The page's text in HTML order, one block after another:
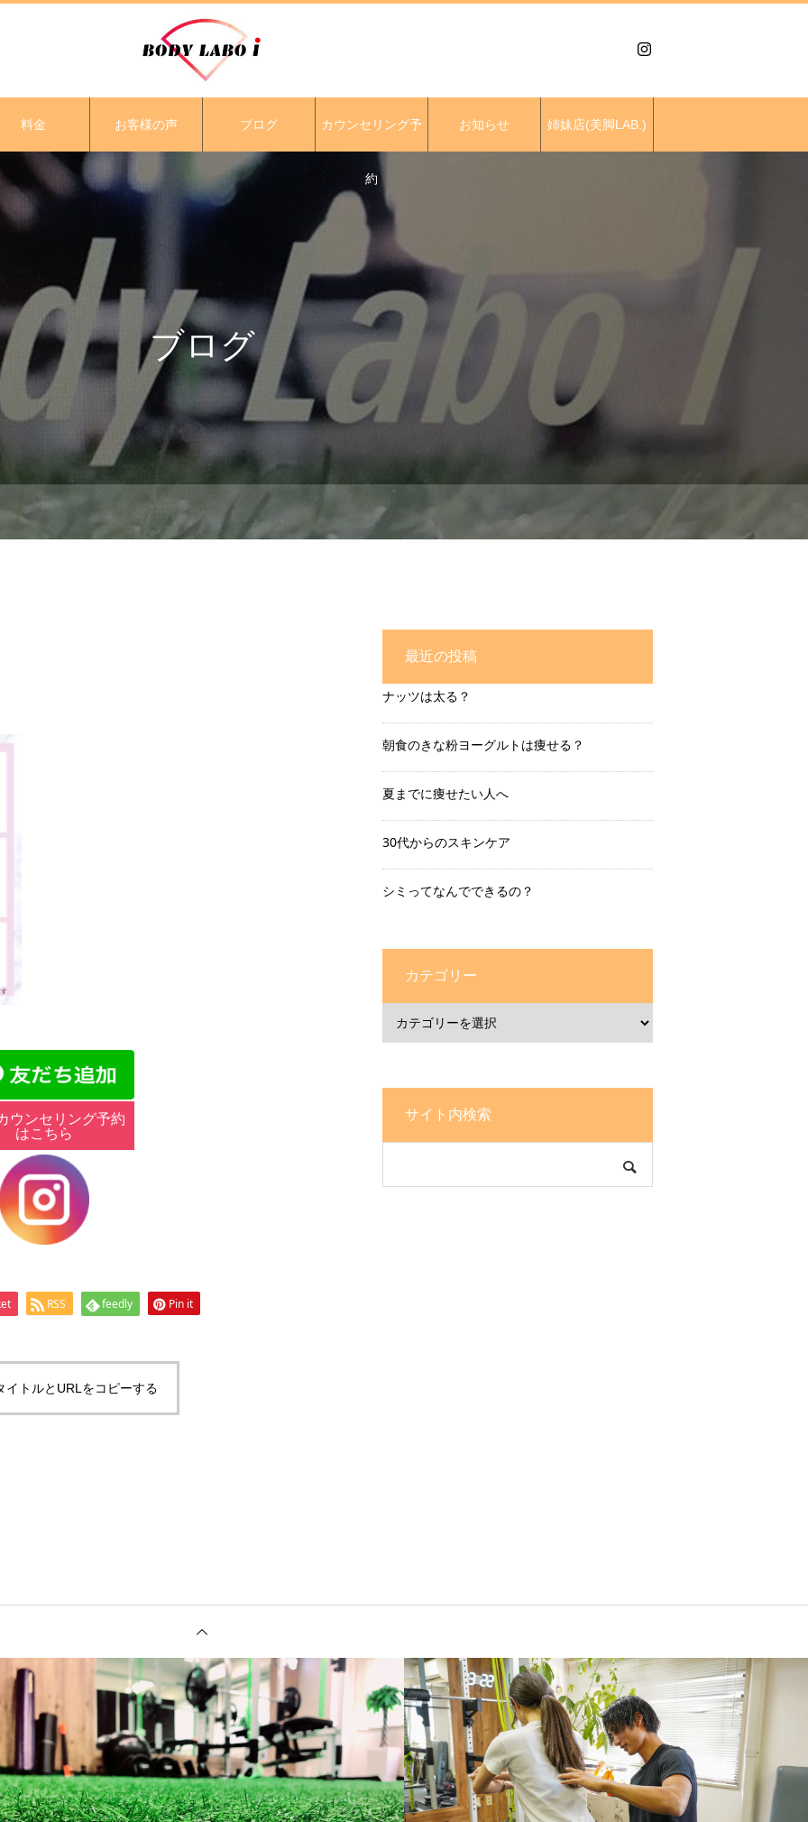
料金 お客様の声 ブログ カウンセリング予
約
お知らせ 姉妹店(美脚LAB.)
ブログ
ウンセリング予約
はこちら
RSS feedly Pin it
イトルとURLをコピーする
最近の投稿
ナッツは太る？
朝食のきな粉ヨーグルトは痩せる？
夏までに痩せたい人へ
30代からのスキンケア
シミってなんでできるの？
カテゴリー
サイト内検索